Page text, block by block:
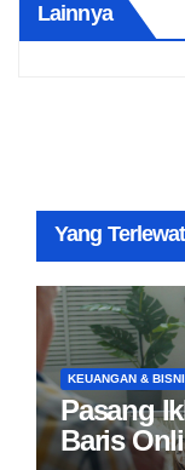
Lainnya
Yang Terlewat
KEUANGAN &
Pasang
Baris